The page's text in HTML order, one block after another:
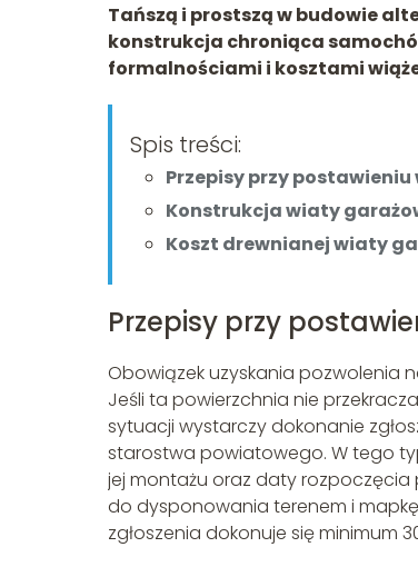
Tańszą i prostszą w budowie
konstrukcja chroniąca
formalnościami i kosztami
Spis treści:
Przepisy przy
Konstrukcja wiaty
Koszt drewnianej wiaty
Przepisy przy
Obowiązek uzyskania pozwolenia
Jeśli ta powierzchnia nie
sytuacji wystarczy dokonanie
starostwa powiatowego. W tego
jej montażu oraz daty rozpoczęcia
do dysponowania terenem i
zgłoszenia dokonuje się minimum